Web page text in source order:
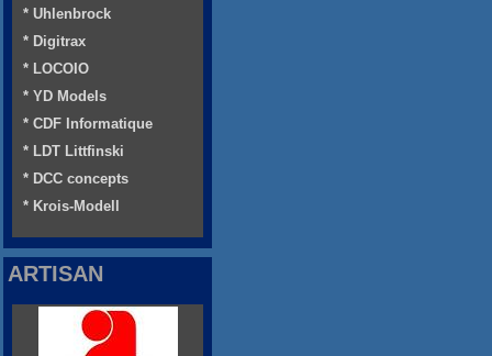
* Uhlenbrock
* Digitrax
* LOCOIO
* YD Models
* CDF Informatique
* LDT Littfinski
* DCC concepts
* Krois-Modell
ARTISAN